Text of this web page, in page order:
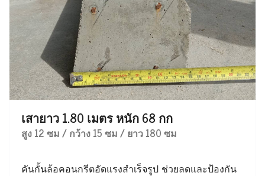
เสายาว 1.80 เมตร หนัก 68 กก
สูง 12 ซม / กว้าง 15 ซม / ยาว 180 ซม
คันกั้นล้อคอนกรีตอัดแรงสำเร็จรูป ช่วยลดและป้องกัน